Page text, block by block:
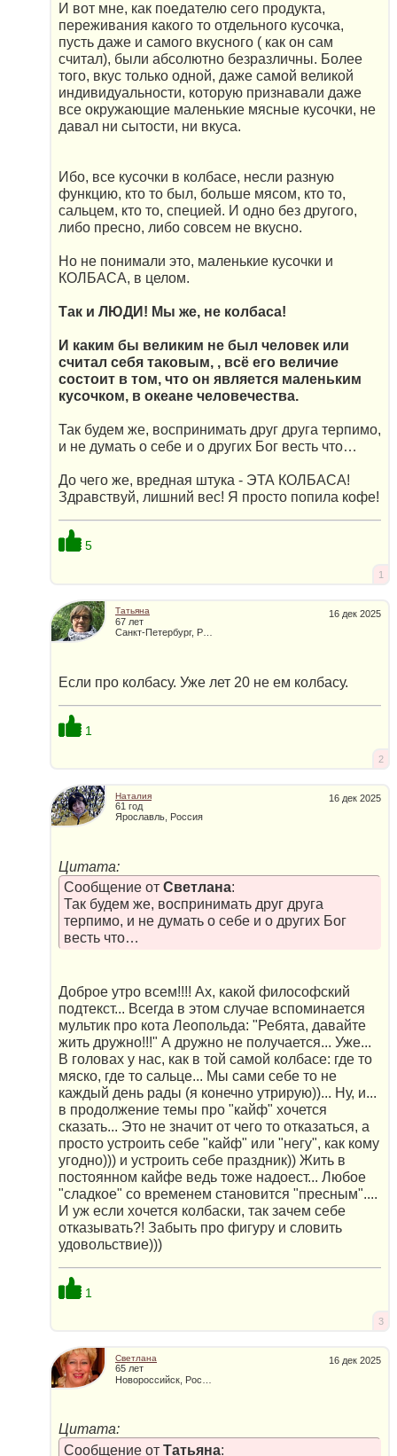
И вот мне, как поедателю сего продукта,
переживания какого то отдельного кусочка,
пусть даже и самого вкусного ( как он сам
считал), были абсолютно безразличны. Более
того, вкус только одной, даже самой великой
индивидуальности, которую признавали даже
все окружающие маленькие мясные кусочки, не
давал ни сытости, ни вкуса.
Ибо, все кусочки в колбасе, несли разную
функцию, кто то был, больше мясом, кто то,
сальцем, кто то, специей. И одно без другого,
либо пресно, либо совсем не вкусно.
Но не понимали это, маленькие кусочки и
КОЛБАСА, в целом.
Так и ЛЮДИ! Мы же, не колбаса!
И каким бы великим не был человек или
считал себя таковым, , всё его величие
состоит в том, что он является маленьким
кусочком, в океане человечества.
Так будем же, воспринимать друг друга терпимо,
и не думать о себе и о других Бог весть что…
До чего же, вредная штука - ЭТА КОЛБАСА!
Здравствуй, лишний вес! Я просто попила кофе!
5
1
16 дек 2025
Татьяна
67 лет
Если про колбасу. Уже лет 20 не ем колбасу.
1
2
16 дек 2025
Наталия
61 год
Ярославль, Россия
Цитата:
Сообщение от Светлана:
Так будем же, воспринимать друг друга
терпимо, и не думать о себе и о других Бог
весть что…
Доброе утро всем!!!! Ах, какой философский
подтекст... Всегда в этом случае вспоминается
мультик про кота Леопольда: "Ребята, давайте
жить дружно!!!" А дружно не получается... Уже...
В головах у нас, как в той самой колбасе: где то
мяско, где то сальце... Мы сами себе то не
каждый день рады (я конечно утрирую))... Ну, и...
в продолжение темы про "кайф" хочется
сказать... Это не значит от чего то отказаться, а
просто устроить себе "кайф" или "негу", как кому
угодно))) и устроить себе праздник)) Жить в
постоянном кайфе ведь тоже надоест... Любое
"сладкое" со временем становится "пресным"....
И уж если хочется колбаски, так зачем себе
отказывать?! Забыть про фигуру и словить
удовольствие)))
1
3
16 дек 2025
Светлана
65 лет
Цитата:
Сообщение от Татьяна: